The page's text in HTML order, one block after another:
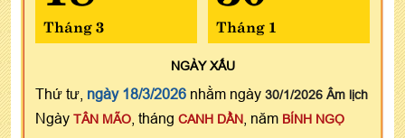
Tháng 3 Tháng 1
NGÀYXẤU
Thứ tư, ngày 18/3/2026 nhằm ngày 30/1/2026 Âm lịch
Ngày TÂN MÃO , tháng CANH DẦN , năm BÍNH NGỌ